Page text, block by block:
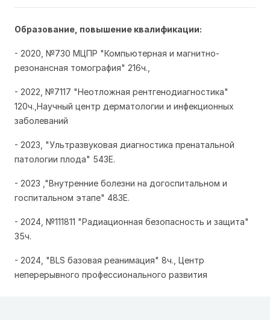
Образование, повышение квалификации:
- 2020, №730 МЦПР "Компьютерная и магнитно-
резонансная томография" 216ч.,
- 2022, №7117 "Неотложная рентгенодиагностика"
120ч.,Научный центр дерматологии и инфекционных
заболеваний
- 2023, "Ультразвуковая диагностика пренатальной
патологии плода" 54ЗЕ.
- 2023 ,"Внутренние болезни на догоспитальном и
госпитальном этапе" 48ЗЕ.
- 2024, №111811 "Радиационная безопасность и защита"
35ч.
- 2024, "BLS базовая реанимация" 8ч., Центр
неперерывного профессионального развития